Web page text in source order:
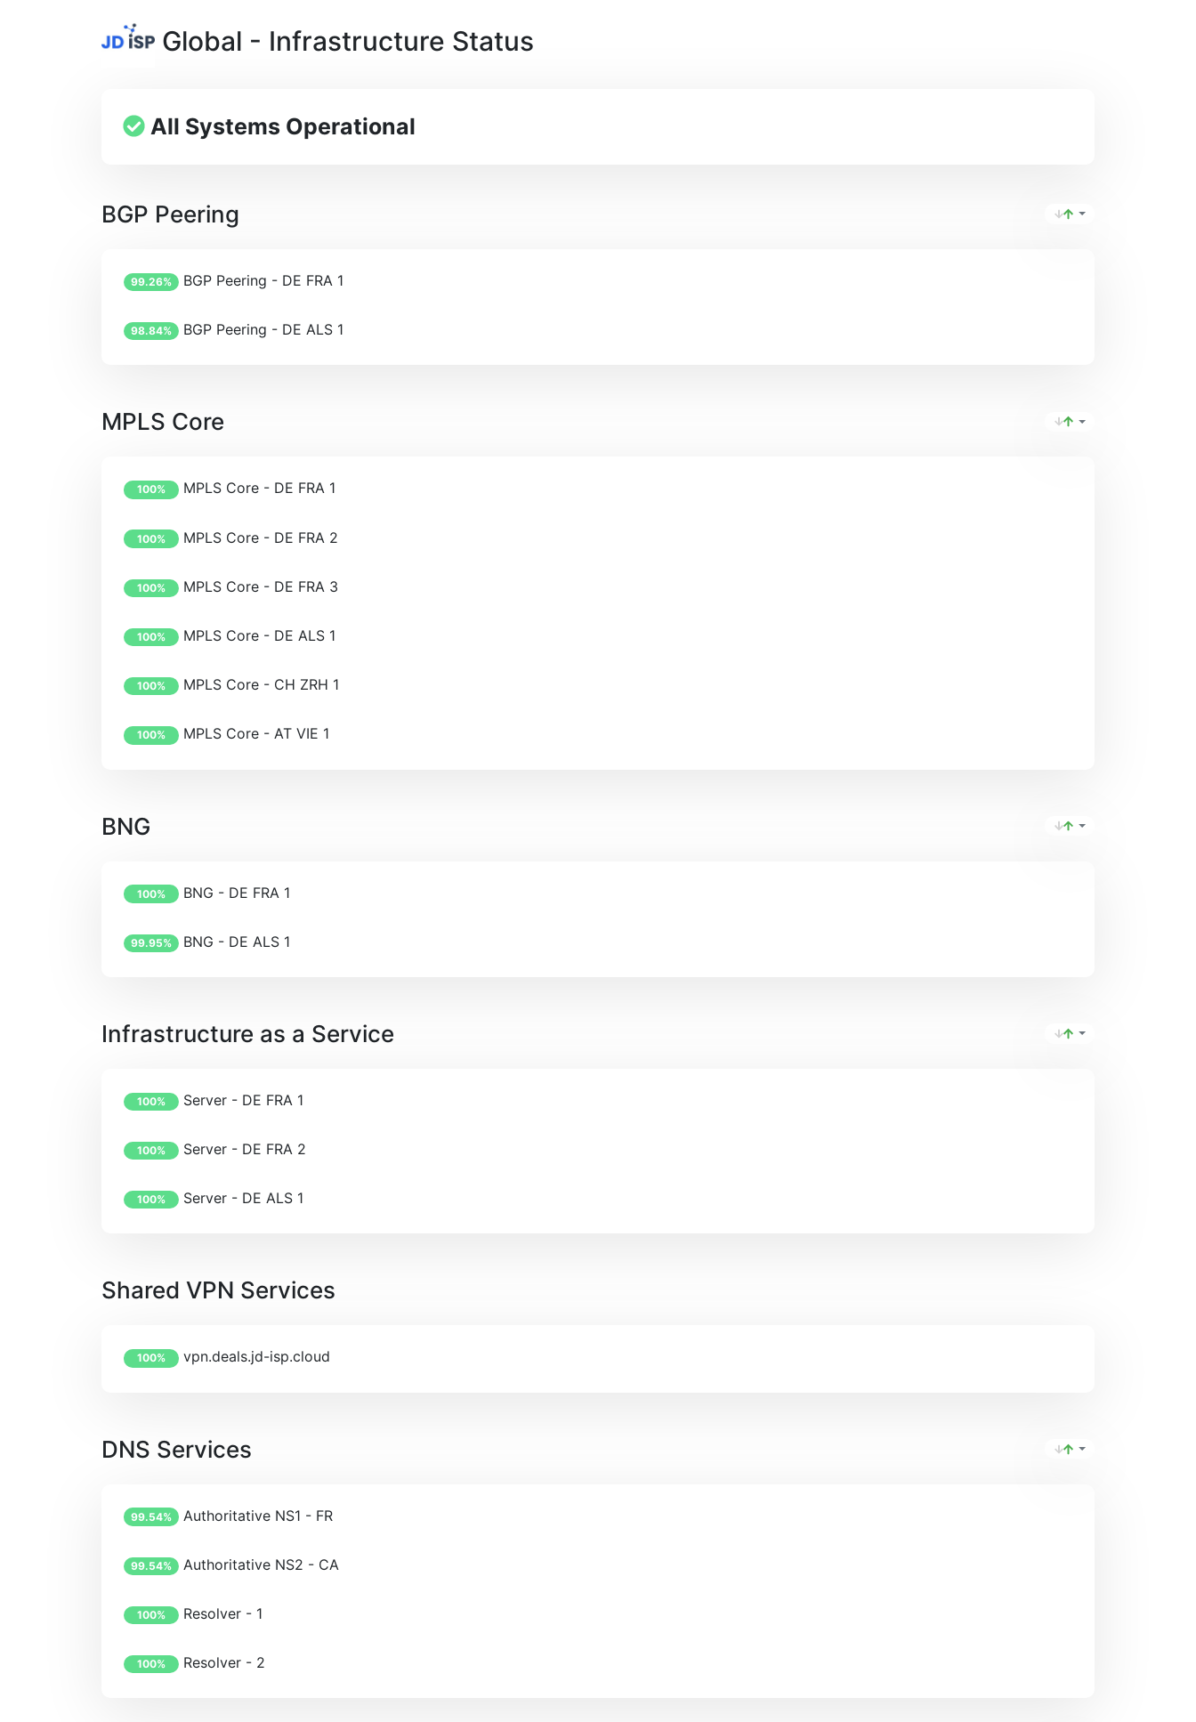
Global - Infrastructure Status
All Systems Operational
BGP Peering
99.26% BGP Peering - DE FRA 1
98.84% BGP Peering - DE ALS 1
MPLS Core
100% MPLS Core - DE FRA 1
100% MPLS Core - DE FRA 2
100% MPLS Core - DE FRA 3
100% MPLS Core - DE ALS 1
100% MPLS Core - CH ZRH 1
100% MPLS Core - AT VIE 1
BNG
100% BNG - DE FRA 1
99.95% BNG - DE ALS 1
Infrastructure as a Service
100% Server - DE FRA 1
100% Server - DE FRA 2
100% Server - DE ALS 1
Shared VPN Services
100% vpn.deals.jd-isp.cloud
DNS Services
99.54% Authoritative NS1 - FR
99.54% Authoritative NS2 - CA
100% Resolver - 1
100% Resolver - 2